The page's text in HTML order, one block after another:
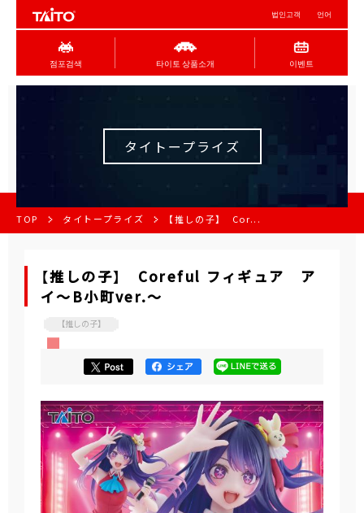
법인고객 언어
점포검색 타이토 상품소개 이벤트
タイトープライズ
TOP タイトープライズ 【推しの子】 Cor...
【推しの子】 Coreful フィギュア ア
イ～B小町ver.～
【推しの子】